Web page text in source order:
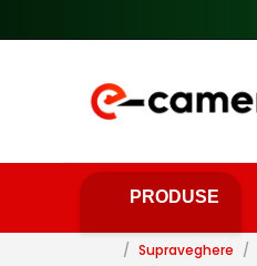
PRODUSE
/ Supraveghere /